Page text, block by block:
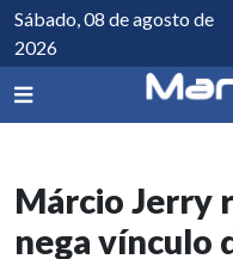
Sábado, 08 de agosto de
2026
Márcio Jerry
nega vínculo